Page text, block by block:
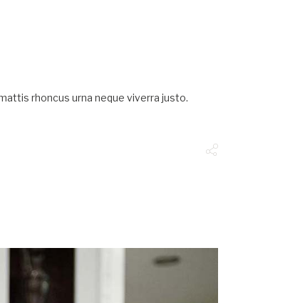
rhoncus urna neque viverra justo.